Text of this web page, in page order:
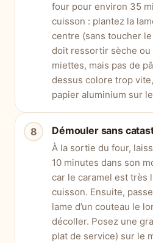
four pour environ 35
cuisson : plantez la
centre (sans toucher
doit ressortir sèche ou
miettes, mais pas de
dessus colore trop
papier aluminium sur
Démouler sans
À la sortie du four,
10 minutes dans son
car le caramel est très
cuisson. Ensuite,
lame d’un couteau le
décoller. Posez une
plat de service) sur le